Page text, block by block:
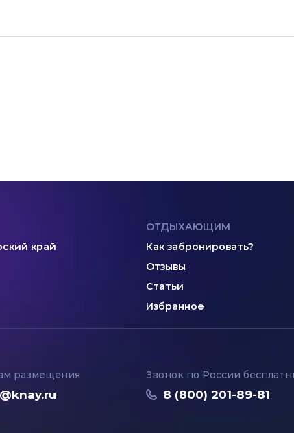
край
ОТДЫХАЮЩИМ
Как забронировать?
Отзывы
Статьи
Избранное
размещения Звонок по России
8 (800) 201-89-81